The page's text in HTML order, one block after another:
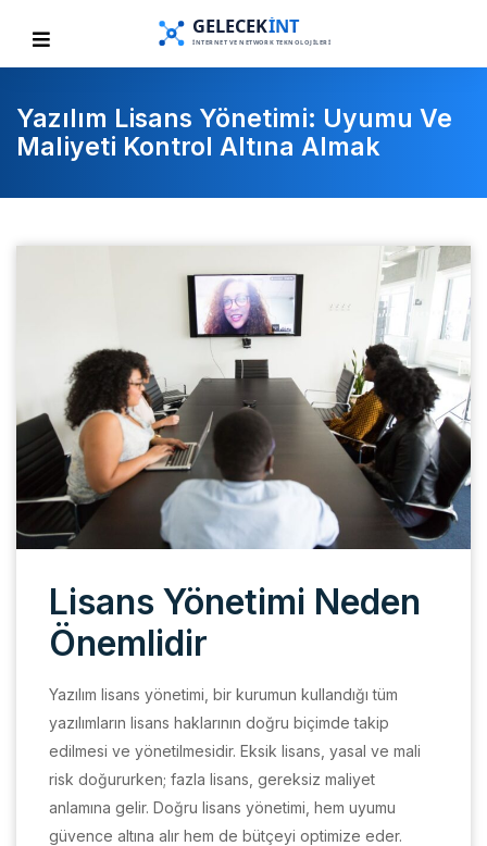
Yazılım Lisans Yönetimi: Uyumu Ve
Maliyeti Kontrol Altına Almak
Lisans Yönetimi Neden
Önemlidir
Yazılım lisans yönetimi, bir kurumun kullandığı tüm
yazılımların lisans haklarının doğru biçimde takip
edilmesi ve yönetilmesidir. Eksik lisans, yasal ve mali
risk doğururken; fazla lisans, gereksiz maliyet
anlamına gelir. Doğru lisans yönetimi, hem uyumu
güvence altına alır hem de bütçeyi optimize eder.